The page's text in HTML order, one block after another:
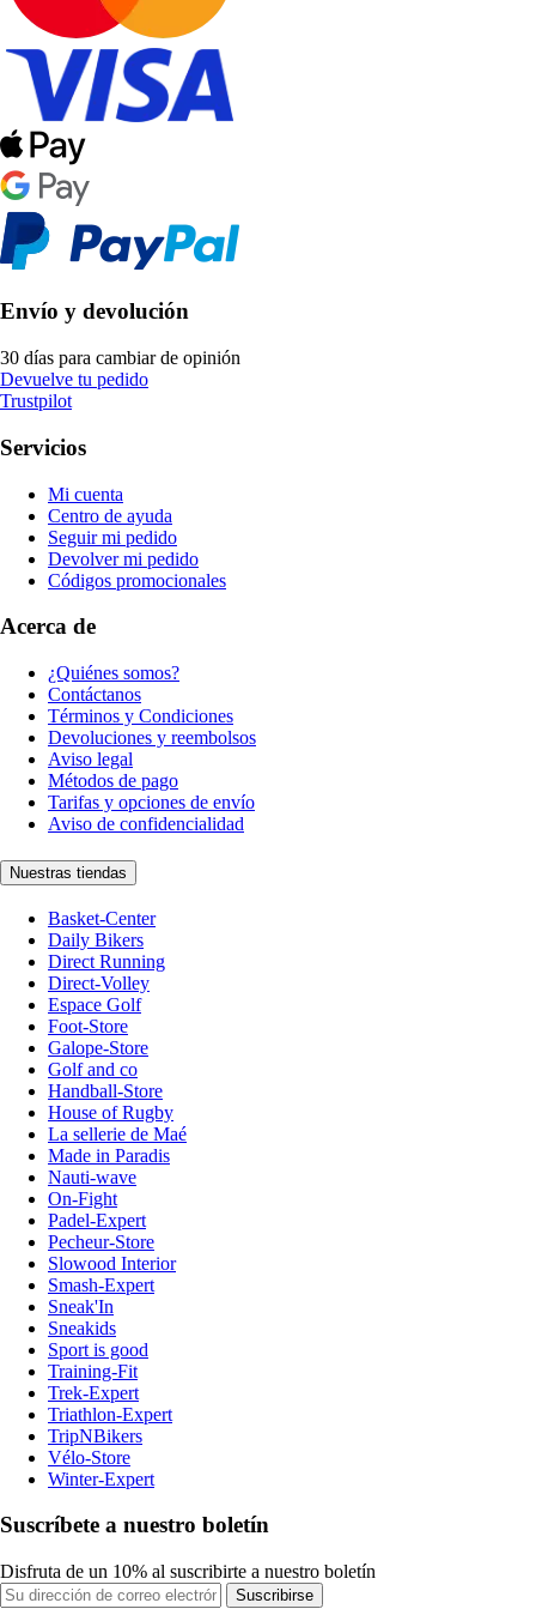
Envío y devolución
30 días para cambiar de opinión
Devuelve tu pedido
Trustpilot
Servicios
Mi cuenta
Centro de ayuda
Seguir mi pedido
Devolver mi pedido
Códigos promocionales
Acerca de
¿Quiénes somos?
Contáctanos
Términos y Condiciones
Devoluciones y reembolsos
Aviso legal
Métodos de pago
Tarifas y opciones de envío
Aviso de confidencialidad
Nuestras tiendas
Basket-Center
Daily Bikers
Direct Running
Direct-Volley
Espace Golf
Foot-Store
Galope-Store
Golf and co
Handball-Store
House of Rugby
La sellerie de Maé
Made in Paradis
Nauti-wave
On-Fight
Padel-Expert
Pecheur-Store
Slowood Interior
Smash-Expert
Sneak'In
Sneakids
Sport is good
Training-Fit
Trek-Expert
Triathlon-Expert
TripNBikers
Vélo-Store
Winter-Expert
Suscríbete a nuestro boletín
Disfruta de un 10% al suscribirte a nuestro boletín
Suscribirse